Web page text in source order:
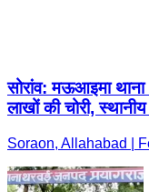
सोरांव: मऊआइमा
लाखों की चोरी,
Soraon, Allahabad |